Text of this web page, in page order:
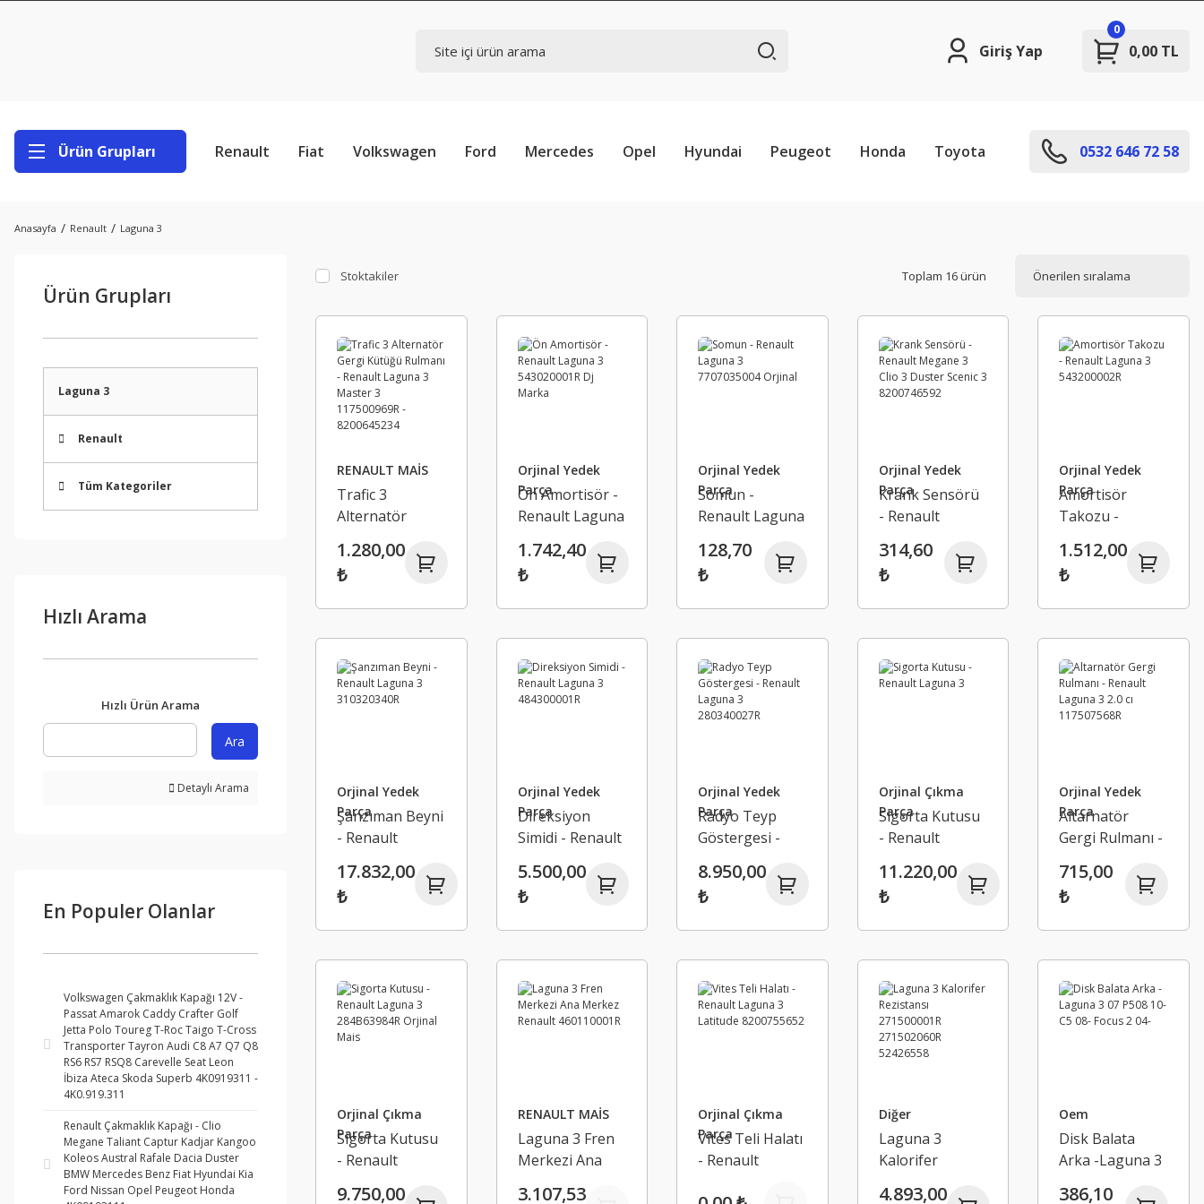
Giriş Yap 0,00 TL
0
Ürün Grupları Renault Fiat Volkswagen Ford Mercedes Opel Hyundai Peugeot Honda Toyota 0532 646 72 58
Anasayfa Renault Laguna 3
Ürün Grupları
Laguna 3
Renault
Tüm Kategoriler
Hızlı Arama
Hızlı Ürün Arama
Ara
Detaylı Arama
En Populer Olanlar
Volkswagen Çakmaklık Kapağı 12V -
Passat Amarok Caddy Crafter Golf
Jetta Polo Toureg T-Roc Taigo T-Cross
Transporter Tayron Audi C8 A7 Q7 Q8
RS6 RS7 RSQ8 Carevelle Seat Leon
İbiza Ateca Skoda Superb 4K0919311 -
4K0.919.311
Renault Çakmaklık Kapağı - Clio
Megane Taliant Captur Kadjar Kangoo
Koleos Austral Rafale Dacia Duster
BMW Mercedes Benz Fiat Hyundai Kia
Ford Nissan Opel Peugeot Honda
Stoktakiler Toplam 16 ürün
RENAULT MAİS
Trafic 3
Alternatör
Rulmanı -
Renault Laguna
8200645234
1.280,00
₺
Orjinal Yedek
Parça
Ön Amortisör -
Renault Laguna
Dj Marka
1.742,40
₺
Orjinal Yedek
Parça
Somun -
Renault Laguna
Orjinal
128,70
₺
Orjinal Yedek
Parça
Krank Sensörü
- Renault
Duster Scenic 3
8200746592
314,60
₺
Orjinal Yedek
Parça
Amortisör
Takozu -
3 543200002R
1.512,00
₺
Orjinal Yedek
Parça
Şanzıman Beyni
- Renault
310320340R
17.832,00
₺
Orjinal Yedek
Parça
Direksiyon
Simidi - Renault
484300001R
5.500,00
₺
Orjinal Yedek
Parça
Radyo Teyp
Göstergesi -
3 280340027R
8.950,00
₺
Orjinal Çıkma
Parça
Sigorta Kutusu
- Renault
11.220,00
₺
Orjinal Yedek
Parça
Altarnatör
Gergi Rulmanı -
3 2.0 cı
117507568R
715,00
₺
Orjinal Çıkma
Parça
Sigorta Kutusu
- Renault
9.750,00
RENAULT MAİS
Laguna 3 Fren
Merkezi Ana
3.107,53
Orjinal Çıkma
Parça
Vites Teli Halatı
- Renault
Diğer
Laguna 3
Kalorifer
4.893,00
Oem
Disk Balata
Arka -Laguna 3
386,10